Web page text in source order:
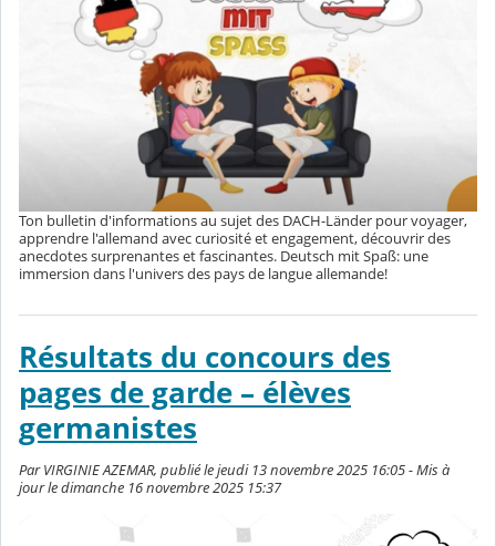
Ton bulletin d'informations au sujet des DACH-Länder pour voyager,
apprendre l'allemand avec curiosité et engagement, découvrir des
anecdotes surprenantes et fascinantes. Deutsch mit Spaß: une
immersion dans l'univers des pays de langue allemande!
Résultats du concours des
pages de garde – élèves
germanistes
Par VIRGINIE AZEMAR, publié le jeudi 13 novembre 2025 16:05 - Mis à
jour le dimanche 16 novembre 2025 15:37